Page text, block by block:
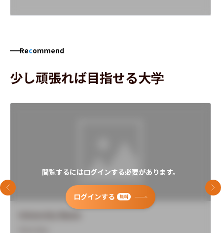
Recommend
少し頑張れば目指せる大学
閲覧するにはログインする必要があります。
ログインする 無料
前のスライド 次